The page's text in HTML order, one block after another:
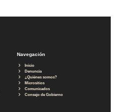
Navegación
Inicio
Denuncia
¿Quiénes somos?
Micrositios
Comunicados
Consejo de Gobierno